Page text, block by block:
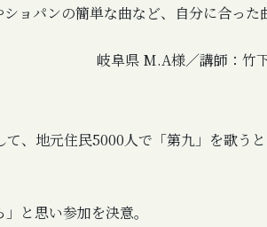
ョパンの簡単な曲など、自分に合った
岐阜県 M.A様／講師：竹
、地元住民5000人で「第九」を歌う
と思い参加を決意。